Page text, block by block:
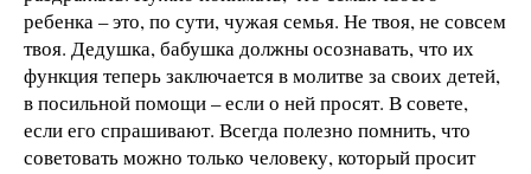
ребенка – это, по сути, чужая семья. Не твоя, не совсем
твоя. Дедушка, бабушка должны осознавать, что их
функция теперь заключается в молитве за своих детей,
в посильной помощи – если о ней просят. В совете,
если его спрашивают. Всегда полезно помнить, что
советовать можно только человеку, который просит